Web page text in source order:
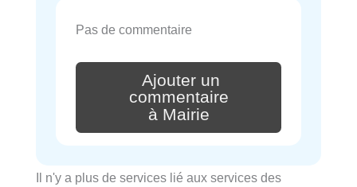
Pas de commentaire
Ajouter un
commentaire
à Mairie
Il n'y a plus de services lié aux services des